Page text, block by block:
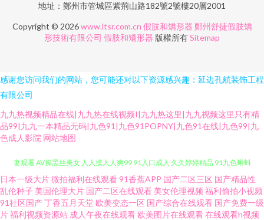
地址：鄭州市管城區紫荊山路182號2號樓20層2001
Copyright © 2026www.ltsr.com.cn 假肢和矯形器 鄭州舒捷假肢矯
形技術有限公司 假肢和矯形器 版權所有Sitemap
感谢您访问我们的网站，您可能还对以下资源感兴趣：延边孔航装饰工程
有限公司
九九热视频精品在线|九九热在线视频I|九九热这里|九九视频这里只有精
品99|九九一本精品无码|九色91|九色91POPNY|九色91在线|九色99|九
色成人影院 网站地图
久草免费资源站 深夜福利博彩建材 三级黄色片免费 AV之家 日韩无码久久人
妻观看 AV操黑丝美女 人人摸人人爽99 91入口成人 久久婷婷精品 91九色蝌蚪
日本一级大片微拍福利在线观看91香蕉APP 国产二区三区 国产精品性
乱伦种子 美国伦理大片 国产二区在线观看 美女伦理视频 福利偷拍小视频
91社区国产丁香五月天堂 欧美变态一区 国产综合在线观看 国产免费一级
片福利视频资源站 成人午夜在线观看 欧美图片在线观看在线观看h视频